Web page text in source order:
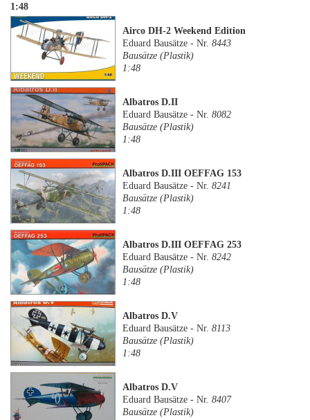
1:48
Airco DH-2 Weekend Edition
Eduard Bausätze - Nr.8443
Bausätze (Plastik)
1:48
Albatros D.II
Eduard Bausätze - Nr.8082
Bausätze (Plastik)
1:48
Albatros D.III OEFFAG 153
Eduard Bausätze - Nr.8241
Bausätze (Plastik)
1:48
Albatros D.III OEFFAG 253
Eduard Bausätze - Nr.8242
Bausätze (Plastik)
1:48
Albatros D.V
Eduard Bausätze - Nr.8113
Bausätze (Plastik)
1:48
Albatros D.V
Eduard Bausätze - Nr.8407
Bausätze (Plastik)